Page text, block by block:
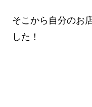
そこから自分のお
した！